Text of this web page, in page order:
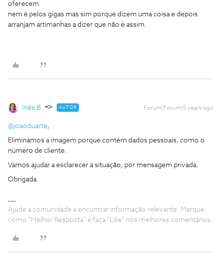
oferecem
nem é pelos gigas mas sim porque dizem uma coisa e depois
arranjam artimanhas a dizer que não é assim.
Inês B. AUTOR Forum|Forum|5 years ago
@joaoduarte,
Eliminámos a imagem porque contém dados pessoais, como o
número de cliente.
Vamos ajudar a esclarecer a situação, por mensagem privada.
Obrigada
Ajude a comunidade a encontrar informação relevante. Marque
como "Melhor Resposta" e faça "Like" nos melhores comentários.